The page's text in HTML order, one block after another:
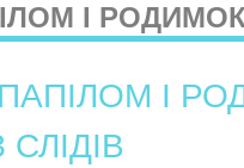
І РОДИМОК
І